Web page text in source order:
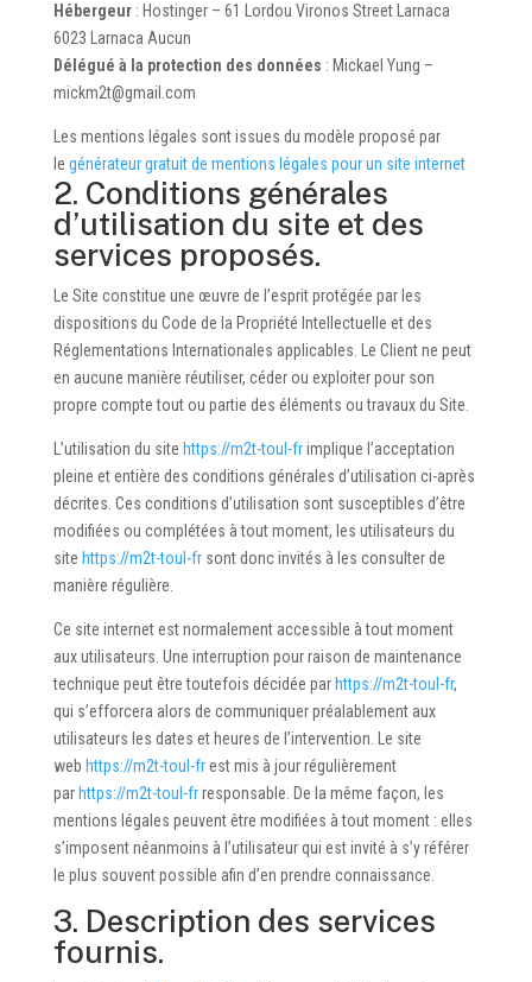
Hébergeur : Hostinger – 61 Lordou Vironos Street Larnaca
6023 Larnaca Aucun
Délégué à la protection des données : Mickael Yung –
mickm2t@gmail.com
Les mentions légales sont issues du modèle proposé par
le générateur gratuit de mentions légales pour un site internet
2. Conditions générales
d’utilisation du site et des
services proposés.
Le Site constitue une œuvre de l’esprit protégée par les
dispositions du Code de la Propriété Intellectuelle et des
Réglementations Internationales applicables. Le Client ne peut
en aucune manière réutiliser, céder ou exploiter pour son
propre compte tout ou partie des éléments ou travaux du Site.
L’utilisation du site https://m2t-toul-fr implique l’acceptation
pleine et entière des conditions générales d’utilisation ci-après
décrites. Ces conditions d’utilisation sont susceptibles d’être
modifiées ou complétées à tout moment, les utilisateurs du
site https://m2t-toul-fr sont donc invités à les consulter de
manière régulière.
Ce site internet est normalement accessible à tout moment
aux utilisateurs. Une interruption pour raison de maintenance
technique peut être toutefois décidée par https://m2t-toul-fr,
qui s’efforcera alors de communiquer préalablement aux
utilisateurs les dates et heures de l’intervention. Le site
web https://m2t-toul-fr est mis à jour régulièrement
par https://m2t-toul-fr responsable. De la même façon, les
mentions légales peuvent être modifiées à tout moment : elles
s’imposent néanmoins à l’utilisateur qui est invité à s’y référer
le plus souvent possible afin d’en prendre connaissance.
3. Description des services
fournis.